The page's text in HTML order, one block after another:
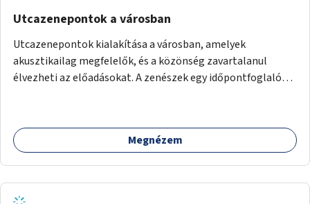
Utcazenepontok a városban
Utcazenepontok kialakítása a városban, amelyek
akusztikailag megfelelők, és a közönség zavartalanul
élvezheti az előadásokat. A zenészek egy időpontfoglalón
Megnézem